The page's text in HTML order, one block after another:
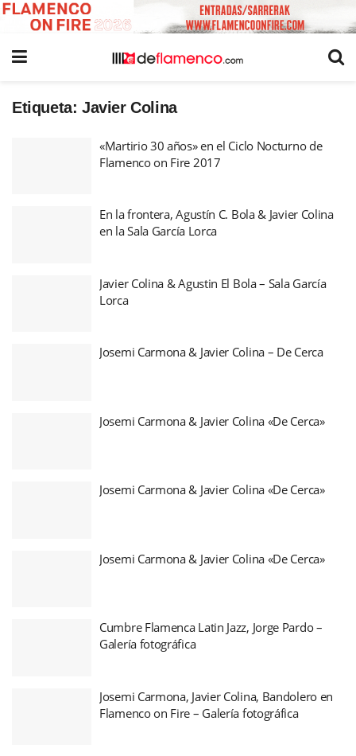
Etiqueta: Javier Colina
«Martirio 30 años» en el Ciclo Nocturno de
Flamenco on Fire 2017
En la frontera, Agustín C. Bola & Javier Colina
en la Sala García Lorca
Javier Colina & Agustin El Bola – Sala García
Lorca
Josemi Carmona & Javier Colina – De Cerca
Josemi Carmona & Javier Colina «De Cerca»
Josemi Carmona & Javier Colina «De Cerca»
Josemi Carmona & Javier Colina «De Cerca»
Cumbre Flamenca Latin Jazz, Jorge Pardo –
Galería fotográfica
Josemi Carmona, Javier Colina, Bandolero en
Flamenco on Fire – Galería fotográfica